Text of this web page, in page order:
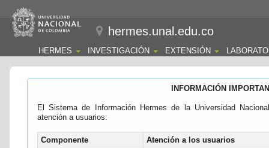
hermes.unal.edu.co
HERMES INVESTIGACIÓN EXTENSIÓN
INFORMACIÓN
El Sistema de Información Hermes de la Universidad
atención a usuarios:
Componente
Atención a los usuarios